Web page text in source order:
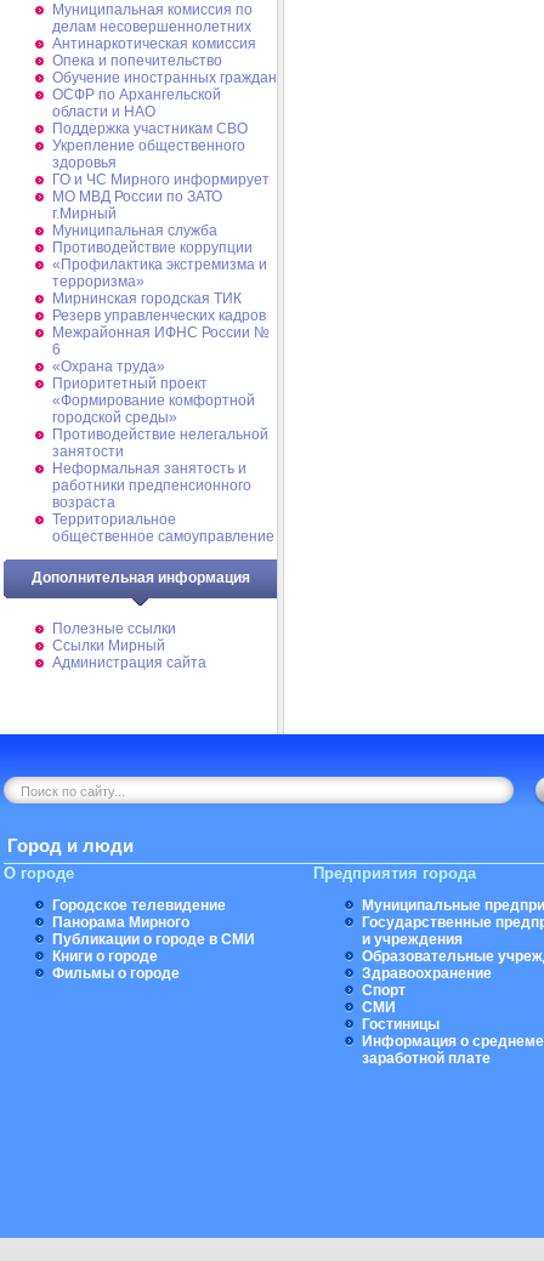
Муниципальная комиссия по
делам несовершеннолетних
Антинаркотическая комиссия
Опека и попечительство
Обучение иностранных граждан
ОСФР по Архангельской
области и НАО
Поддержка участникам СВО
Укрепление общественного
здоровья
ГО и ЧС Мирного информирует
МО МВД России по ЗАТО
г.Мирный
Муниципальная cлужба
Противодействие коррупции
«Профилактика экстремизма и
терроризма»
Мирнинская городская ТИК
Резерв управленческих кадров
Межрайонная ИФНС России №
6
«Охрана труда»
Приоритетный проект
«Формирование комфортной
городской среды»
Противодействие нелегальной
занятости
Неформальная занятость и
работники предпенсионного
возраста
Территориальное
общественное самоуправление
Дополнительная информация
Полезные ссылки
Ссылки Мирный
Администрация сайта
Город и люди
О городе
Городское телевидение
Панорама Мирного
Публикации о городе в СМИ
Книги о городе
Фильмы о городе
Предприятия города
Муниципальные
Государственные
и учреждения
Образовательные
Здравоохранение
Спорт
СМИ
Гостиницы
Информация о
заработной плате